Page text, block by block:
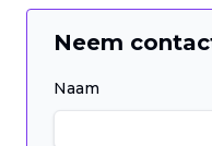
Neem
Naam